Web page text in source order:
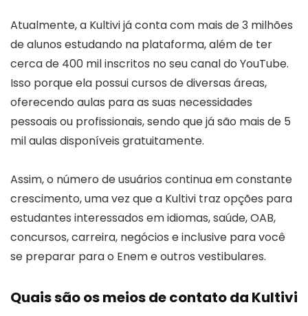
Atualmente, a Kultivi já conta com mais de 3 milhões
de alunos estudando na plataforma, além de ter
cerca de 400 mil inscritos no seu canal do YouTube.
Isso porque ela possui cursos de diversas áreas,
oferecendo aulas para as suas necessidades
pessoais ou profissionais, sendo que já são mais de 5
mil aulas disponíveis gratuitamente.
Assim, o número de usuários continua em constante
crescimento, uma vez que a Kultivi traz opções para
estudantes interessados em idiomas, saúde, OAB,
concursos, carreira, negócios e inclusive para você
se preparar para o Enem e outros vestibulares.
Quais são os meios de contato da Kultivi